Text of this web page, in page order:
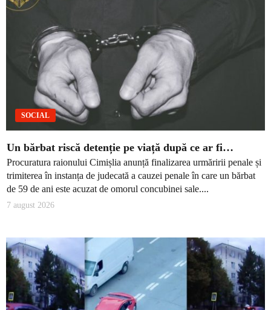
SOCIAL
Un bărbat riscă detenție pe viață după ce ar fi…
Procuratura raionului Cimișlia anunță finalizarea urmăririi penale și
trimiterea în instanța de judecată a cauzei penale în care un bărbat
de 59 de ani este acuzat de omorul concubinei sale....
7 august 2026